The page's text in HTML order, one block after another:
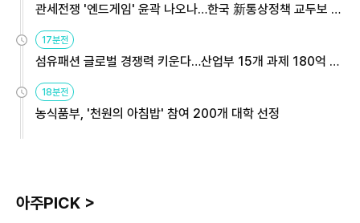
관세전쟁 '엔드게임' 윤곽 나오나…한국 新통상정책 교두보 활
용해야
17분전
섬유패션 글로벌 경쟁력 키운다…산업부 15개 과제 180억 지
원
18분전
농식품부, '천원의 아침밥' 참여 200개 대학 선정
아주PICK >